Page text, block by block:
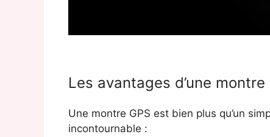
Les avantages d’une
Une montre GPS est bien plus qu’un
incontournable :